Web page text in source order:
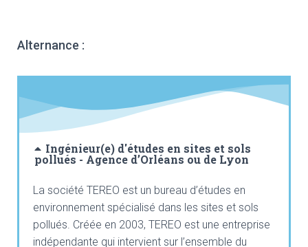
Alternance :
Ingénieur(e) d'études en sites et sols
pollués - Agence d’Orléans ou de Lyon
La société TEREO est un bureau d’études en
environnement spécialisé dans les sites et sols
pollués. Créée en 2003, TEREO est une entreprise
indépendante qui intervient sur l’ensemble du